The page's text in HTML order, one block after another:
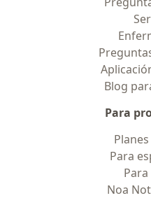
Blog
Para
Para
Noa